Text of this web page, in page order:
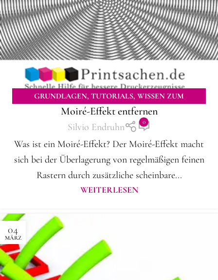
GRUNDLAGEN, TUTORIALS, WISSEN ZUM
DOWNLOAD
Moiré-Effekt entfernen
Silvio Endruhn 0
Was ist ein Moiré-Effekt? Der Moiré-Effekt macht
sich bei der Überlagerung von regelmäßigen feinen
Rastern durch zusätzliche scheinbare...
WEITERLESEN
04
MÄRZ